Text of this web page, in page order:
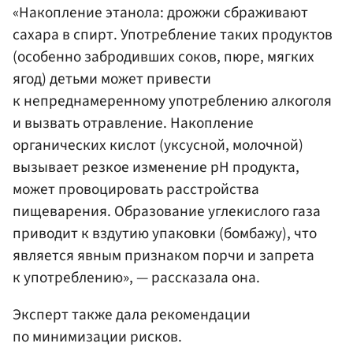
«Накопление этанола: дрожжи сбраживают
сахара в спирт. Употребление таких продуктов
(особенно забродивших соков, пюре, мягких
ягод) детьми может привести
к непреднамеренному употреблению алкоголя
и вызвать отравление. Накопление
органических кислот (уксусной, молочной)
вызывает резкое изменение pH продукта,
может провоцировать расстройства
пищеварения. Образование углекислого газа
приводит к вздутию упаковки (бомбажу), что
является явным признаком порчи и запрета
к употреблению», — рассказала она.
Эксперт также дала рекомендации
по минимизации рисков.